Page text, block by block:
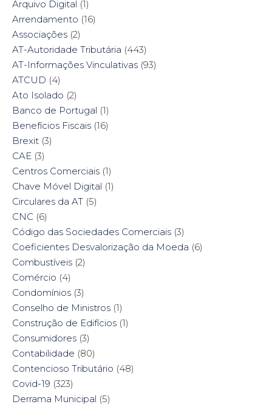
Arquivo Digital (1)
Arrendamento (16)
Associações (2)
AT-Autoridade Tributária (443)
AT-Informações Vinculativas (93)
ATCUD (4)
Ato Isolado (2)
Banco de Portugal (1)
Benefícios Fiscais (16)
Brexit (3)
CAE (3)
Centros Comerciais (1)
Chave Móvel Digital (1)
Circulares da AT (5)
CNC (6)
Código das Sociedades Comerciais (3)
Coeficientes Desvalorização da Moeda (6)
Combustíveis (2)
Comércio (4)
Condomínios (3)
Conselho de Ministros (1)
Construção de Edifícios (1)
Consumidores (3)
Contabilidade (80)
Contencioso Tributário (48)
Covid-19 (323)
Derrama Municipal (5)